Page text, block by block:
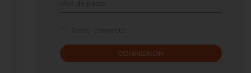
CONNEXION